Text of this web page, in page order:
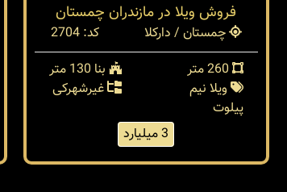
فروش ویلا در مازندران چمستان
چمستان / دارکلا
کد: 2704
بنا 130 متر
ویلا نیم
پیلوت
غیرشهرکی
3 میلیارد